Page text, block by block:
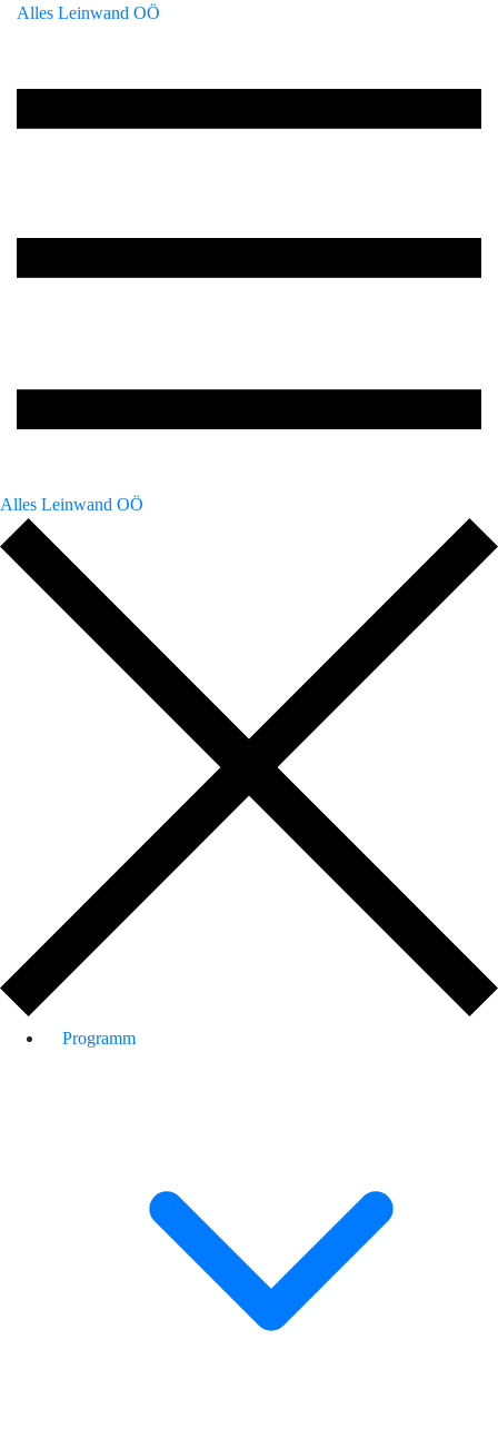
Alles Leinwand OÖ
Alles Leinwand OÖ
Programm